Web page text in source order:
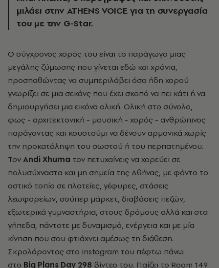
μιλάει στην ATHENS VOICE για τη συνεργασία
του με την G-Star.
Ο σύγχρονος χορός του είναι το παράγωγο μιας
μεγάλης ζύμωσης που γίνεται εδώ και χρόνια,
προσπαθώντας να συμπεριλάβει όσα ήδη χορού
γνωρίζει σε μια σεκάνς που έχει σκοπό να πει κάτι ή να
δημιουργήσει μια εικόνα ολική. Ολική στο σύνολο,
φως - αρχιτεκτονική - μουσική - χορός - ανθρώπινος
παράγοντας και κουστούμι να δένουν αρμονικά χωρίς
την προκατάληψη του σωστού ή του περπατημένου.
ΤονAndi Xhuma τον πετυχαίνεις να χορεύει σε
πολυσύχναστα και μη σημεία της Αθήνας, με φόντο το
αστικό τοπίο σε πλατείες, γέφυρες, στάσεις
λεωφορείων, σούπερ μάρκετ, διαβάσεις πεζών,
εξωτερικά γυμναστήρια, στους δρόμους αλλά και στα
γήπεδα, πάντοτε με δυναμισμό, ενέργεια και με μία
κίνηση που σου φτιάχνει αμέσως τη διάθεση.
Σκρολάροντας στο instagram του πέφτω πάνω
στο Big Plans Day 298 βίντεο του. Παίζει το Room 149